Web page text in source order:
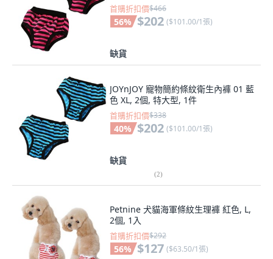
首購折扣價$466
56% $202 ($101.00/1張)
缺貨
JOYnJOY 寵物簡約條紋衛生內褲 01 藍
色 XL, 2個, 特大型, 1件
首購折扣價$338
40% $202 ($101.00/1張)
缺貨
(2)
Petnine 犬貓海軍條紋生理褲 紅色, L,
2個, 1入
首購折扣價$292
56% $127 ($63.50/1張)